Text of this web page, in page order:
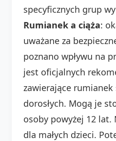
specyficznych grup
Rumianek a ciąża:
uważane za
poznano wpływu na
jest oficjalnych
zawierające rumianek
dorosłych. Mogą je
osoby powyżej 12 lat.
dla małych dzieci.